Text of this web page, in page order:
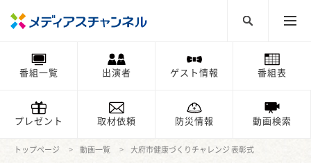
番組一覧 出演者 ゲスト情報 番組表
プレゼント 取材依頼 防災情報 動画検索
トップページ 動画一覧 大府市健康づくりチャレンジ 表彰式